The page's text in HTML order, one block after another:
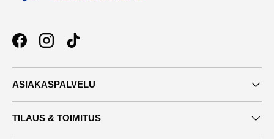
FacebookInstagramTikTok
ASIAKASPALVELU
TILAUS & TOIMITUS